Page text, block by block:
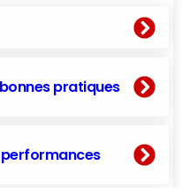
pratiques
performances